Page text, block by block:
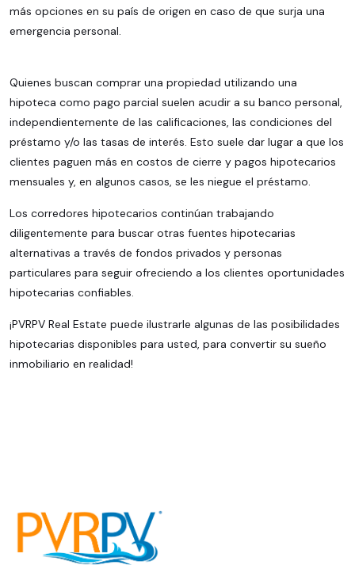
más opciones en su país de origen en caso de que surja una
emergencia personal.
Quienes buscan comprar una propiedad utilizando una
hipoteca como pago parcial suelen acudir a su banco personal,
independientemente de las calificaciones, las condiciones del
préstamo y/o las tasas de interés. Esto suele dar lugar a que los
clientes paguen más en costos de cierre y pagos hipotecarios
mensuales y, en algunos casos, se les niegue el préstamo.
Los corredores hipotecarios continúan trabajando
diligentemente para buscar otras fuentes hipotecarias
alternativas a través de fondos privados y personas
particulares para seguir ofreciendo a los clientes oportunidades
hipotecarias confiables.
¡PVRPV Real Estate puede ilustrarle algunas de las posibilidades
hipotecarias disponibles para usted, para convertir su sueño
inmobiliario en realidad!